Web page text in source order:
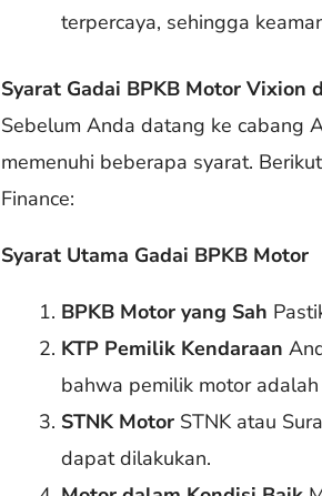
terpercaya, sehingga
Syarat Gadai BPKB Motor Vixion
Sebelum Anda datang ke cabang
memenuhi beberapa syarat.
Finance:
Syarat Utama Gadai BPKB Motor
BPKB Motor yang Sah
KTP Pemilik Kendaraan
bahwa pemilik motor
STNK Motor STNK atau
dapat dilakukan.